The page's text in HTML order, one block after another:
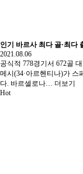
인기 바르사 최다 골·최다
2021.08.06
공식적 778경기서 672골
메시(34·아르헨티나)가
다. 바르셀로나… 더보기
Hot